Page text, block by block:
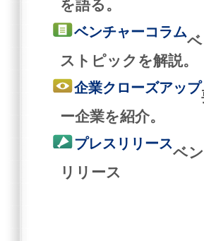
を語る。
ベンチャーコラム
ストピックを解説。
企業クローズアップ
ー企業を紹介。
プレスリリース
ベ
リリース